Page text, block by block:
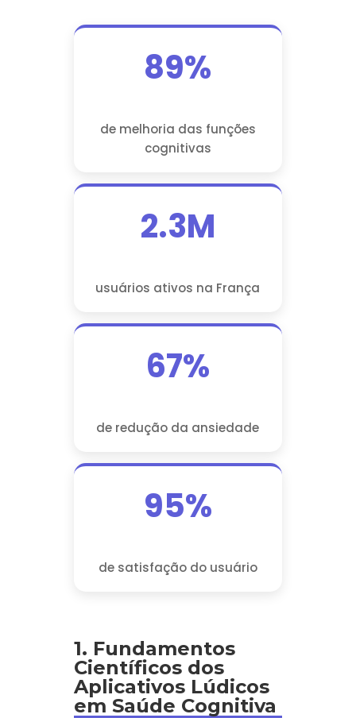
89%
de melhoria das funções
cognitivas
2.3M
usuários ativos na França
67%
de redução da ansiedade
95%
de satisfação do usuário
1. Fundamentos
Científicos dos
Aplicativos Lúdicos
em Saúde Cognitiva